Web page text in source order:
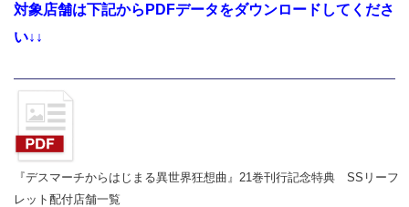
対象店舗は下記からPDFデータをダウンロードしてくださ
い↓↓
『デスマーチからはじまる異世界狂想曲』21巻刊行記念特典 SSリーフ
レット配付店舗一覧